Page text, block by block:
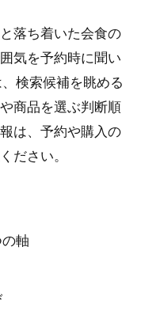
落ち着いた会食の
気を予約時に聞い
検索候補を眺める
商品を選ぶ判断順
は、予約や購入の
ださい。
軸